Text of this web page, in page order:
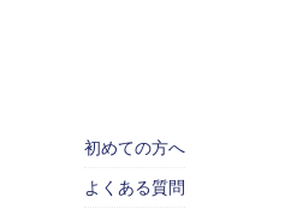
初めての方へ
よくある質問